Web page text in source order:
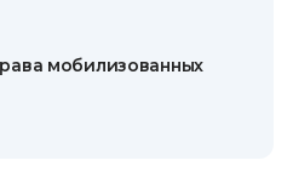
мобилизованных